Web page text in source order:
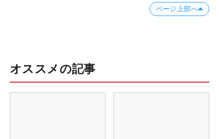
ページ上部へ
オススメの記事